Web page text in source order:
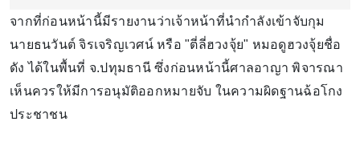
จากที่ก่อนหน้านี้มีรายงานว่าเจ้าหน้าที่นำกำลังเข้าจับกุม
นายธนวันต์ จิรเจริญเวศน์ หรือ "ตี่ลี่ฮวงจุ้ย" หมอดูฮวงจุ้ยชื่อ
ดัง ได้ในพื้นที่ จ.ปทุมธานี ซึ่งก่อนหน้านี้ศาลอาญา พิจารณา
เห็นควรให้มีการอนุมัติออกหมายจับ ในความผิดฐานฉ้อโกง
ประชาชน